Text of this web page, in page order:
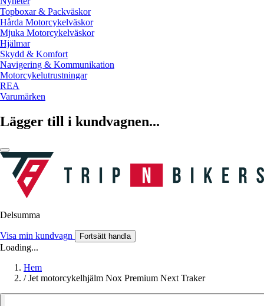
Topboxar & Packväskor
Hårda Motorcykelväskor
Mjuka Motorcykelväskor
Hjälmar
Skydd & Komfort
Navigering & Kommunikation
Motorcykelutrustningar
REA
Varumärken
Lägger till i kundvagnen...
Delsumma
Visa min kundvagn Fortsätt handla
Loading...
Hem
/ Jet motorcykelhjälm Nox Premium Next Traker